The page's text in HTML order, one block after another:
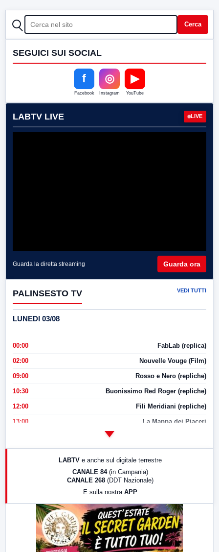
CERCA Cerca
SEGUICI SUI SOCIAL
f
Facebook
◎
Instagram
▶
YouTube
LABTV LIVE LIVE
Guarda la diretta streaming Guarda ora
PALINSESTO TV VEDI TUTTI
LUNEDI 03/08
00:00 FabLab (replica)
02:00 Nouvelle Vouge (Film)
09:00 Rosso e Nero (repliche)
10:30 Buonissimo Red Roger (repliche)
12:00 Fili Meridiani (repliche)
13:00 La Mappa dei Piaceri
LabNews (replica)
LABTV e anche sul digitale terrestre
CANALE 84 (in Campania)
CANALE 268 (DDT Nazionale)
E sulla nostra APP